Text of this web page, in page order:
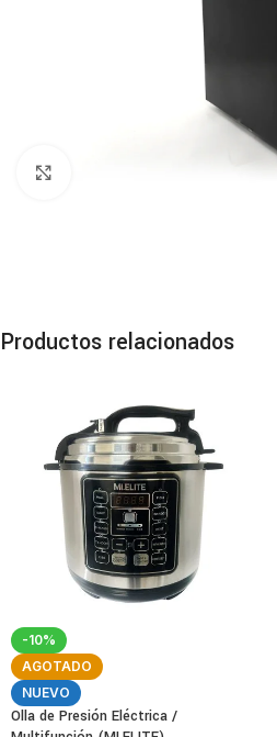
Productos relacionados
-10%
AGOTADO
NUEVO
Olla de Presión Eléctrica /